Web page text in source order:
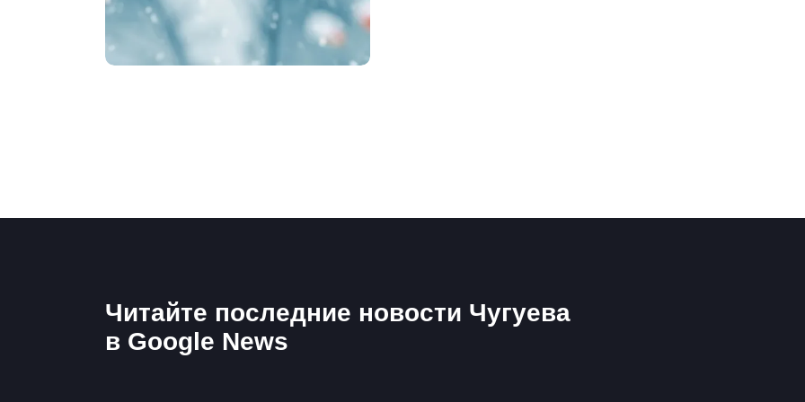
Читайте последние новости Чугуева
в Google News